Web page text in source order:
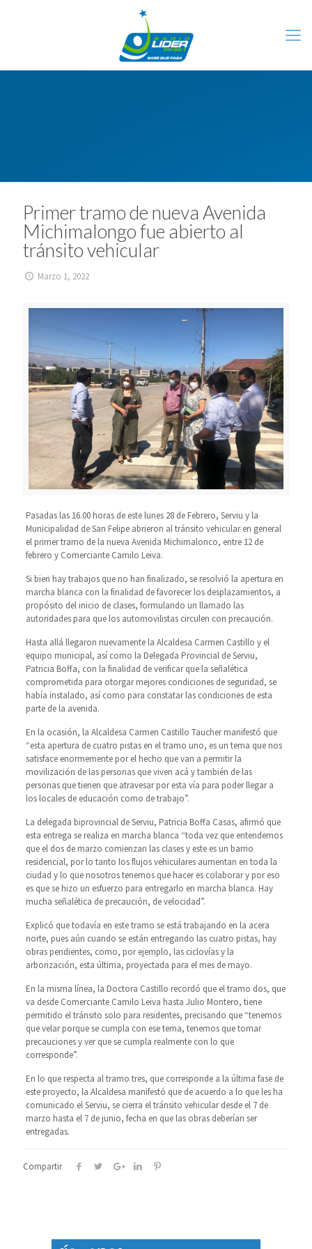
Primer tramo de nueva Avenida
Michimalongo fue abierto al
tránsito vehicular
Marzo 1, 2022
Pasadas las 16.00 horas de este lunes 28 de Febrero, Serviu y la
Municipalidad de San Felipe abrieron al tránsito vehicular en general
el primer tramo de la nueva Avenida Michimalonco, entre 12 de
febrero y Comerciante Camilo Leiva.
Si bien hay trabajos que no han finalizado, se resolvió la apertura en
marcha blanca con la finalidad de favorecer los desplazamientos, a
propósito del inicio de clases, formulando un llamado las
autoridades para que los automovilistas circulen con precaución.
Hasta allá llegaron nuevamente la Alcaldesa Carmen Castillo y el
equipo municipal, así como la Delegada Provincial de Serviu,
Patricia Boffa, con la finalidad de verificar que la señalética
comprometida para otorgar mejores condiciones de seguridad, se
había instalado, así como para constatar las condiciones de esta
parte de la avenida.
En la ocasión, la Alcaldesa Carmen Castillo Taucher manifestó que
“esta apertura de cuatro pistas en el tramo uno, es un tema que nos
satisface enormemente por el hecho que van a permitir la
movilización de las personas que viven acá y también de las
personas que tienen que atravesar por esta vía para poder llegar a
los locales de educación como de trabajo”.
La delegada biprovincial de Serviu, Patricia Boffa Casas, afirmó que
esta entrega se realiza en marcha blanca “toda vez que entendemos
que el dos de marzo comienzan las clases y este es un barrio
residencial, por lo tanto los flujos vehiculares aumentan en toda la
ciudad y lo que nosotros tenemos que hacer es colaborar y por eso
es que se hizo un esfuerzo para entregarlo en marcha blanca. Hay
mucha señalética de precaución, de velocidad”.
Explicó que todavía en este tramo se está trabajando en la acera
norte, pues aún cuando se están entregando las cuatro pistas, hay
obras pendientes, como, por ejemplo, las ciclovías y la
arborización, esta última, proyectada para el mes de mayo.
En la misma línea, la Doctora Castillo recordó que el tramo dos, que
va desde Comerciante Camilo Leiva hasta Julio Montero, tiene
permitido el tránsito solo para residentes, precisando que “tenemos
que velar porque se cumpla con ese tema, tenemos que tomar
precauciones y ver que se cumpla realmente con lo que
corresponde”.
En lo que respecta al tramo tres, que corresponde a la última fase de
este proyecto, la Alcaldesa manifestó que de acuerdo a lo que les ha
comunicado el Serviu, se cierra el tránsito vehicular desde el 7 de
marzo hasta el 7 de junio, fecha en que las obras deberían ser
entregadas.
Compartir